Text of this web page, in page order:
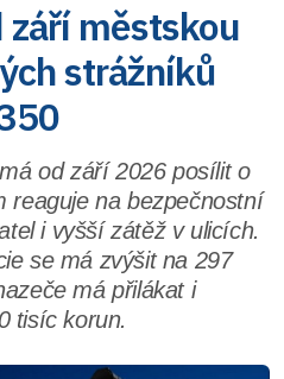
městskou
strážníků
od září 2026 posílit o
reaguje na bezpečnostní
i vyšší zátěž v ulicích.
se má zvýšit na 297
má přilákat i
tisíc korun.